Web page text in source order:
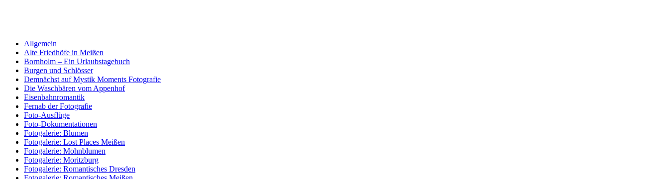
Allgemein
Alte Friedhöfe in Meißen
Bornholm – Ein Urlaubstagebuch
Burgen und Schlösser
Demnächst auf Mystik Moments Fotografie
Die Waschbären vom Appenhof
Eisenbahnromantik
Fernab der Fotografie
Foto-Ausflüge
Foto-Dokumentationen
Fotogalerie: Blumen
Fotogalerie: Lost Places Meißen
Fotogalerie: Mohnblumen
Fotogalerie: Moritzburg
Fotogalerie: Romantisches Dresden